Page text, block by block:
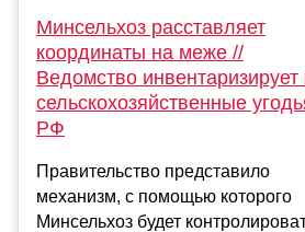
Минсельхоз расставляет
координаты на меже //
Ведомство инвентаризирует
сельскохозяйственные
РФ
Правительство представило
механизм, с помощью которого
Минсельхоз будет